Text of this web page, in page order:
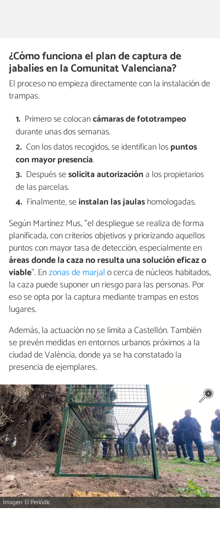
¿Cómo funciona el plan de captura de
jabalíes en la Comunitat Valenciana?
El proceso no empieza directamente con la instalación de
trampas.
Primero se colocancámaras de fototrampeo
durante unas dos semanas.
Con los datos recogidos, se identifican lospuntos
con mayor presencia.
Después sesolicita autorización a los propietarios
de las parcelas.
Finalmente, se instalan las jaulashomologadas.
Según Martínez Mus, "el despliegue se realiza de forma
planificada, con criterios objetivos y priorizando aquellos
puntos con mayor tasa de detección, especialmente en
áreas donde la caza no resulta una solución eficaz o
viable". Enzonas de marjalo cerca de núcleos habitados,
la caza puede suponer un riesgo para las personas. Por
eso se opta por la captura mediante trampas en estos
lugares.
Además, la actuación no se limita a Castellón. También
se prevén medidas en entornos urbanos próximos a la
ciudad de València, donde ya se ha constatado la
presencia de ejemplares.
Imagen: El Periòdic